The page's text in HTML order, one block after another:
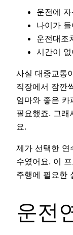
운전에
나이가
운전대조
시간이
사실 대중교통
직장에서 잠깐
엄마와 좋은
필요했죠. 그래
요.
제가 선택한 연
수였어요. 이
주행에 필요한
운전